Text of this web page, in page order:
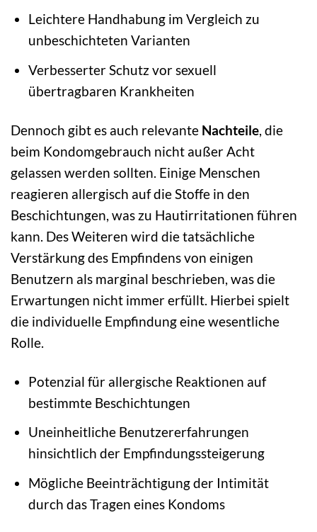
Leichtere Handhabung im Vergleich zu
unbeschichteten Varianten
Verbesserter Schutz vor sexuell
übertragbaren Krankheiten
Dennoch gibt es auch relevante Nachteile, die
beim Kondomgebrauch nicht außer Acht
gelassen werden sollten. Einige Menschen
reagieren allergisch auf die Stoffe in den
Beschichtungen, was zu Hautirritationen führen
kann. Des Weiteren wird die tatsächliche
Verstärkung des Empfindens von einigen
Benutzern als marginal beschrieben, was die
Erwartungen nicht immer erfüllt. Hierbei spielt
die individuelle Empfindung eine wesentliche
Rolle.
Potenzial für allergische Reaktionen auf
bestimmte Beschichtungen
Uneinheitliche Benutzererfahrungen
hinsichtlich der Empfindungssteigerung
Mögliche Beeinträchtigung der Intimität
durch das Tragen eines Kondoms